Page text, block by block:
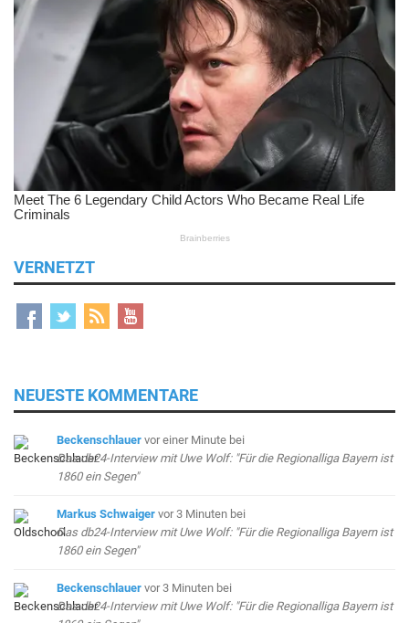
VERNETZT
NEUESTE KOMMENTARE
Beckenschlauer vor einer Minute bei
Das db24-Interview mit Uwe Wolf: "Für die Regionalliga Bayern ist
1860 ein Segen"
Markus Schwaiger vor 3 Minuten bei
Das db24-Interview mit Uwe Wolf: "Für die Regionalliga Bayern ist
1860 ein Segen"
Beckenschlauer vor 3 Minuten bei
Das db24-Interview mit Uwe Wolf: "Für die Regionalliga Bayern ist